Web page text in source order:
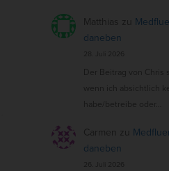
Matthias zu
daneben
28. Juli 2026
Der Beitrag von Chris
wenn ich absichtlich
habe/betreibe oder…
Carmen zu
daneben
26. Juli 2026